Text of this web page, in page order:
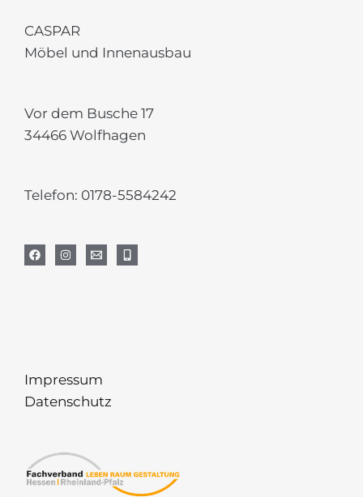
CASPAR
Möbel und Innenausbau
Vor dem Busche 17
34466 Wolfhagen
Telefon: 0178-5584242
Impressum
Datenschutz